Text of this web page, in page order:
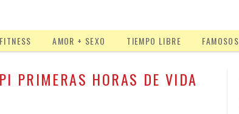
FITNESS AMOR + SEXO TIEMPO LIBRE FAMOSOS
PRIMERAS HORAS DE VIDA